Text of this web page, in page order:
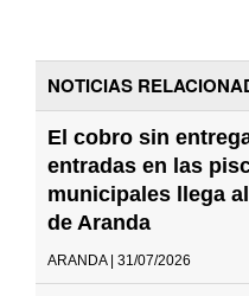
NOTICIAS
El cobro sin
entradas en las
municipales llega
de Aranda
ARANDA | 31/07/2026